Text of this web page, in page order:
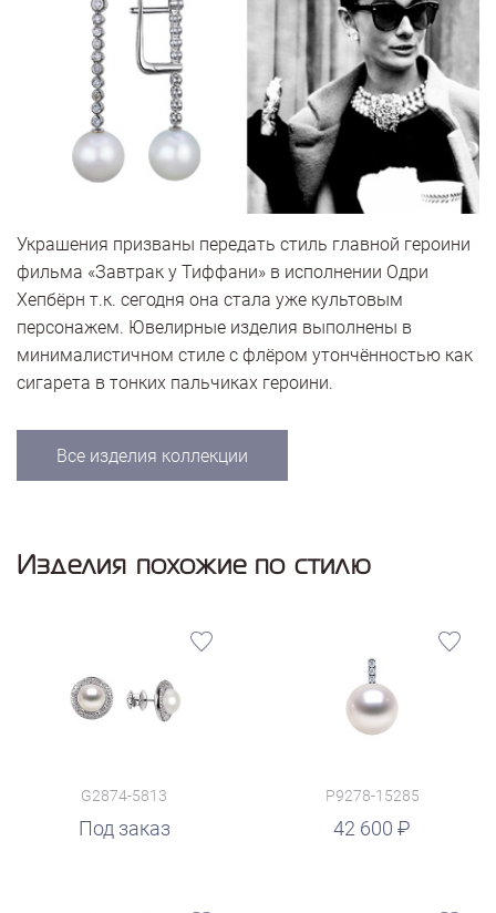
Украшения призваны передать стиль главной героини
фильма «Завтрак у Тиффани» в исполнении Одри
Хепбёрн т.к. сегодня она стала уже культовым
персонажем. Ювелирные изделия выполнены в
минималистичном стиле с флёром утончённостью как
сигарета в тонких пальчиках героини.
Все изделия коллекции
Изделия похожие по стилю
G2874-5813
Под заказ
P9278-15285
42 600
руб.